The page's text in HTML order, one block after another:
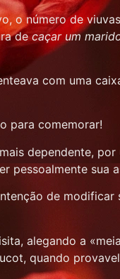
o número de
decaçar um
com uma
para comemorar!
dependente, por
pessoalmente sua
de modificar
alegando a
quando